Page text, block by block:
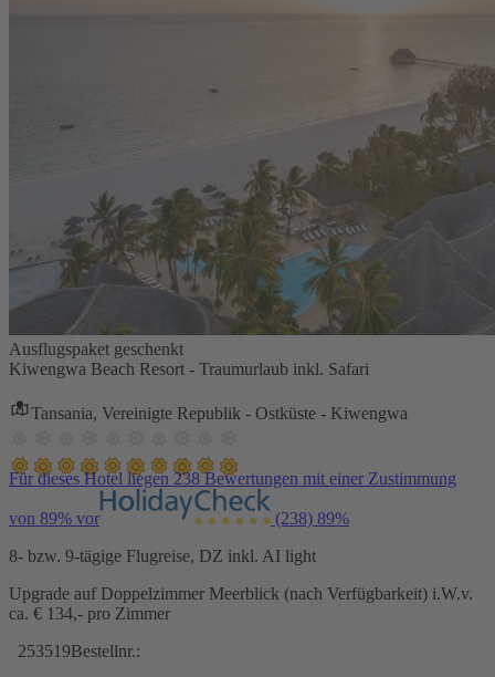
Ausflugspaket geschenkt
Kiwengwa Beach Resort - Traumurlaub inkl. Safari
Tansania, Vereinigte Republik - Ostküste - Kiwengwa
Für dieses Hotel liegen 238 Bewertungen mit einer Zustimmung
von 89% vor (238) 89%
8- bzw. 9-tägige Flugreise, DZ inkl. AI light
Upgrade auf Doppelzimmer Meerblick (nach Verfügbarkeit) i.W.v.
ca. € 134,- pro Zimmer
253519Bestellnr.: